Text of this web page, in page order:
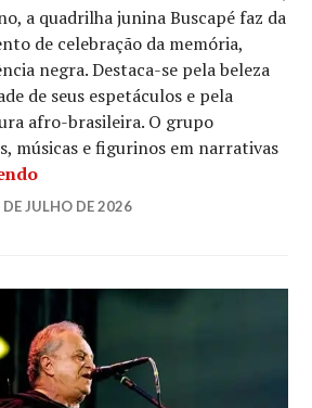
a quadrilha junina Buscapé faz da
de celebração da memória,
negra. Destaca-se pela beleza
de seus espetáculos e pela
afro-brasileira. O grupo
músicas e figurinos em narrativas
Buscapé: a quadrilha junina
JULHO DE 2026